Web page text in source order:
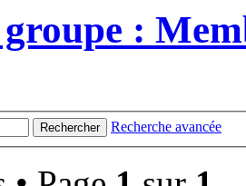
:
Rechercher Recherche avancée